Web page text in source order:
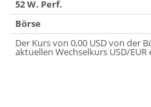
52 W. Perf.
Börse
Der Kurs von 0,00 USD von der
aktuellen Wechselkurs USD/